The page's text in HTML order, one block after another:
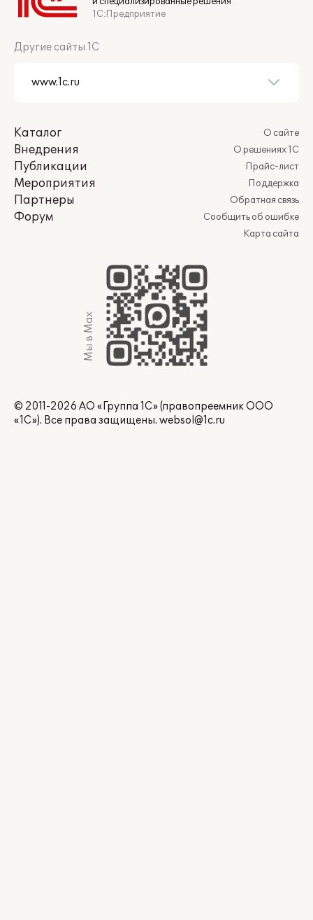
1С:Предприятие
Другие сайты 1С
Каталог
Внедрения
Публикации
Мероприятия
Партнеры
Форум
О сайте
О решениях 1С
Прайс-лист
Поддержка
Обратная связь
Сообщить об ошибке
Карта сайта
Мы в Max
© 2011-2026 АО «Группа 1С» (правопреемник ООО
«1С»). Все права защищены. websol@1c.ru